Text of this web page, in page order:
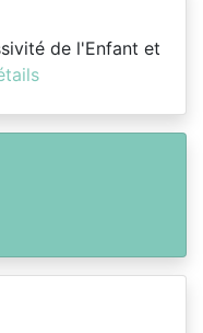
de l'Enfant et